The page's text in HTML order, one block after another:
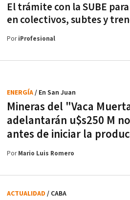
El trámite con la SUBE
en colectivos, subtes y
PoriProfesional
Mineras del "Vaca
adelantarán u$s250 M
antes de iniciar la
ENERGÍA/ En San Juan
PorMario Luis Romero
ACTUALIDAD / CABA